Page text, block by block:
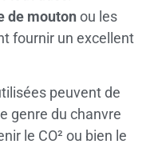
de moutonou les
fournir un excellent
peuvent de
genre du chanvre
le CO² ou bien le